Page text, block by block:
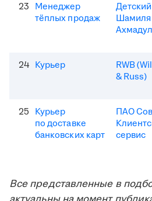
23 Менеджер
тёплых продаж
Шамиля
24 Курьер
RWB
& Russ)
25 Курьер
по доставке
банковских карт
ПАО
сервис
Все представленные в